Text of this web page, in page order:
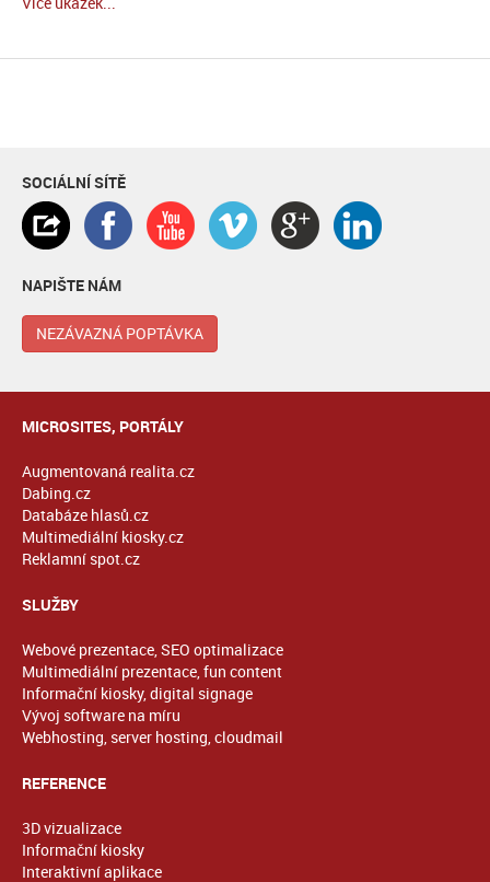
SOCIÁLNÍ SÍTĚ
NAPIŠTE NÁM
NEZÁVAZNÁ POPTÁVKA
MICROSITES, PORTÁLY
Augmentovaná realita.cz
Dabing.cz
Databáze hlasů.cz
Multimediální kiosky.cz
Reklamní spot.cz
SLUŽBY
Webové prezentace, SEO optimalizace
Multimediální prezentace, fun content
Informační kiosky, digital signage
Vývoj software na míru
Webhosting, server hosting, cloudmail
REFERENCE
3D vizualizace
Informační kiosky
Interaktivní aplikace